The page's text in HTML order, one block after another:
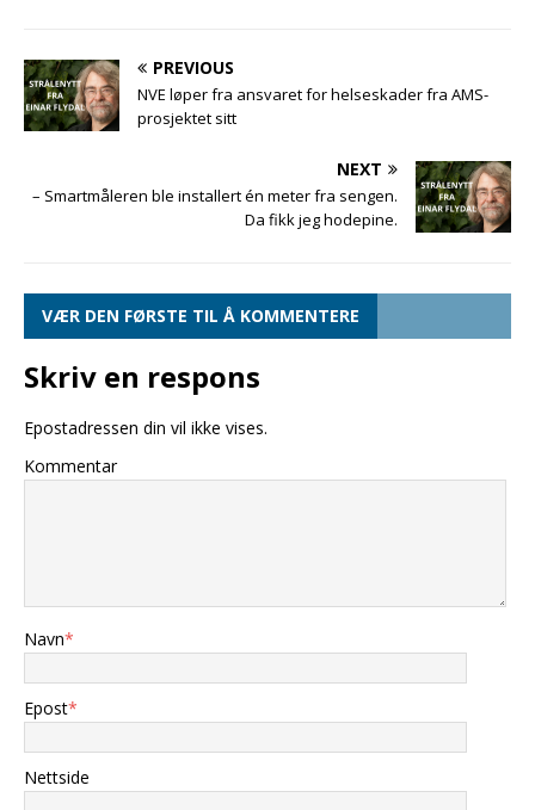
PREVIOUS
NVE løper fra ansvaret for helseskader fra AMS-
prosjektet sitt
NEXT
– Smartmåleren ble installert én meter fra sengen.
Da fikk jeg hodepine.
VÆR DEN FØRSTE TIL Å KOMMENTERE
Skriv en respons
Epostadressen din vil ikke vises.
Kommentar
Navn*
Epost*
Nettside